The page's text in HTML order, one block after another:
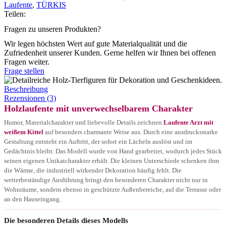
Laufente, TÜRKIS
Teilen:
Fragen zu unseren Produkten?
Wir legen höchsten Wert auf gute Materialqualität und die
Zufriedenheit unserer Kunden. Gerne helfen wir Ihnen bei offenen
Fragen weiter.
Frage stellen
Beschreibung
Rezensionen (3)
Holzlaufente mit unverwechselbarem Charakter
Humor, Materialcharakter und liebevolle Details zeichnen Laufente Arzt mit
weißem Kittel auf besonders charmante Weise aus. Durch eine ausdrucksstarke
Gestaltung entsteht ein Auftritt, der sofort ein Lächeln auslöst und im
Gedächtnis bleibt. Das Modell wurde von Hand gearbeitet, wodurch jedes Stück
seinen eigenen Unikatcharakter erhält. Die kleinen Unterschiede schenken ihm
die Wärme, die industriell wirkender Dekoration häufig fehlt. Die
wetterbeständige Ausführung bringt den besonderen Charakter nicht nur in
Wohnräume, sondern ebenso in geschützte Außenbereiche, auf die Terrasse oder
an den Hauseingang.
Die besonderen Details dieses Modells